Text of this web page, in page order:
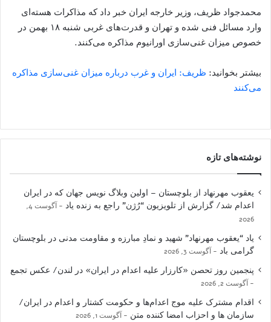
‌محمدجواد ظریف، وزیر خارجه ایران خبر داد که مذاکرات هسته‌ای
وارد مسائل فنی شده و تهران و قدرت‌های غربی شنبه ۱۸ بهمن در
خصوص میزان غنی‌سازی اورانیوم مذاکره می‌کنند.
بیشتر بخوانید: ظریف: ایران و غرب درباره میزان غنی‌سازی مذاکره
می‌کنند
نوشته‌های تازه
یعقوب مهرنهاد از بلوچستان – اولین وبلاگ نویس جهان که در ایران
اعدام شد/ گزارش از تلویزیون “رُژن” راجع به زنده یاد
آگوست 4,
2026
یاد “یعقوب مهرنهاد” شهید و نمادِ مبارزه و مقاومت مدنی در بلوچستان
گرامی باد
آگوست 3, 2026
پنجمین روز تحصن «کارزار علیه اعدام در ایران» در لندن/ عکس تجمع
آگوست 2, 2026
اقدام مشترک علیه موج اعدام‌ها و حکومت کشتار و اعدام در ایران/
سازمان ها و احزاب امضا کننده متن
آگوست 1, 2026